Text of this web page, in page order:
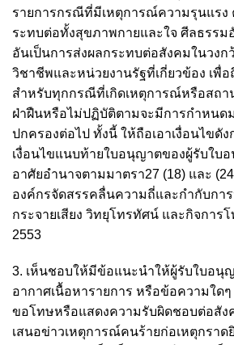
รายการกรณีที่มีเหตุการณ์ความรุนแรง
ระทบต่อทั้งสุขภาพกายและใจ ศีลธรร
อันเป็นการส่งผลกระทบต่อสังคมในวงก
วิชาชีพและหน่วยงานรัฐที่เกี่ยวข้อง เพื่
สำหรับทุกกรณีที่เกิดเหตุการณ์หรือสถ
ฝ่าฝืนหรือไม่ปฏิบัติตามจะมีการกำหนด
ปกครองต่อไป ทั้งนี้ ให้ถือเอาเงื่อนไขดั
เงื่อนไขแนบท้ายใบอนุญาตของผู้รับใบ
อาศัยอำนาจตามมาตรา27 (18) และ
องค์กรจัดสรรคลื่นความถี่และกำกับกา
กระจายเสียง วิทยุโทรทัศน์ และกิจการ
2553
3. เห็นชอบให้มีข้อแนะนำให้ผู้รับใบอนุ
อากาศเนื้อหารายการ หรือข้อความใด
ขอโทษหรือแสดงความรับผิดชอบต่อสัง
เสนอข่าวเหตุการณ์คนร้ายก่อเหตุกราด